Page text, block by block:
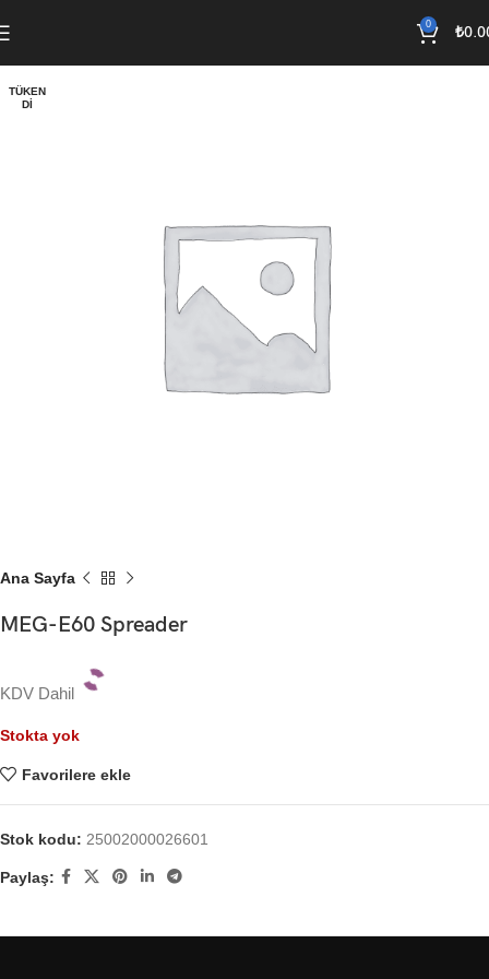
0 ₺
TÜKEN
DI
Ana Sayfa
MEG-E60 Spreader
KDV Dahil
Stokta yok
Favorilere ekle
Stok kodu: 25002000026601
Paylaş: